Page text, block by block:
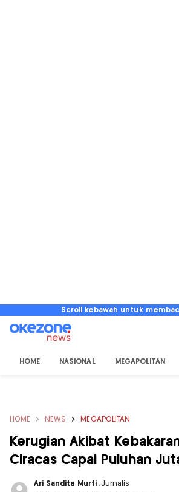
Scroll kebawah untuk
HOME NASIONAL MEGAPOLITAN
HOME NEWS MEGAPOLITAN
Kerugian Akibat
Ciracas Capai Puluhan
Ari Sandita Murti ,Jurnalis